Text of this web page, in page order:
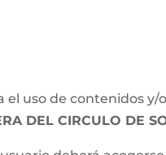
uso de contenidos y/
DEL CIRCULO DE